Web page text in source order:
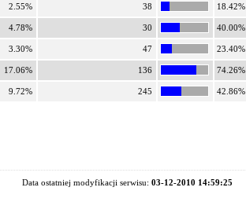
2.55% 38 18.42%
4.78% 30 40.00%
3.30% 47 23.40%
17.06% 136 74.26%
9.72% 245 42.86%
Data ostatniej modyfikacji serwisu: 03-12-2010 14:59:25